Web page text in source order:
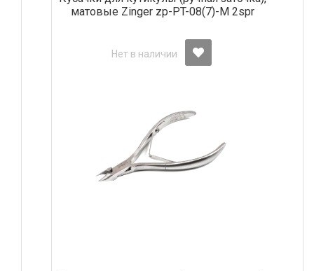
матовые Zinger zp-PT-08(7)-M 2spr
Нет в наличии